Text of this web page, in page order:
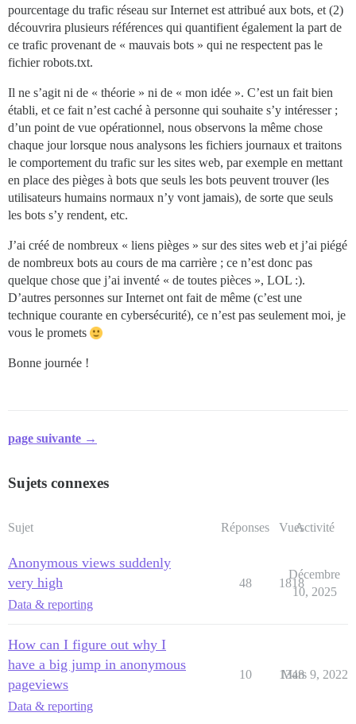
pourcentage du trafic réseau sur Internet est attribué aux bots, et (2)
découvrira plusieurs références qui quantifient également la part de
ce trafic provenant de « mauvais bots » qui ne respectent pas le
fichier robots.txt.
Il ne s’agit ni de « théorie » ni de « mon idée ». C’est un fait bien
établi, et ce fait n’est caché à personne qui souhaite s’y intéresser ;
d’un point de vue opérationnel, nous observons la même chose
chaque jour lorsque nous analysons les fichiers journaux et traitons
le comportement du trafic sur les sites web, par exemple en mettant
en place des pièges à bots que seuls les bots peuvent trouver (les
utilisateurs humains normaux n’y vont jamais), de sorte que seuls
les bots s’y rendent, etc.
J’ai créé de nombreux « liens pièges » sur des sites web et j’ai piégé
de nombreux bots au cours de ma carrière ; ce n’est donc pas
quelque chose que j’ai inventé « de toutes pièces », LOL :).
D’autres personnes sur Internet ont fait de même (c’est une
technique courante en cybersécurité), ce n’est pas seulement moi, je
vous le promets
Bonne journée !
page suivante →
Sujets connexes
Sujet Réponses VuesActivité
Anonymous views suddenly
very high
Data & reporting
48 1818
Décembre
10, 2025
How can I figure out why I
have a big jump in anonymous
pageviews
Data & reporting
10 1348
Mars 9, 2022